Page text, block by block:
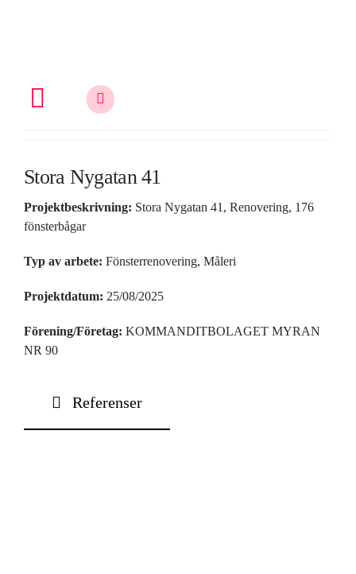
Toggle
Vem är du?
Om oss
Kontakt
Stora Nygatan 41
Projektbeskrivning: Stora Nygatan 41, Renovering, 176
fönsterbågar
Typ av arbete: Fönsterrenovering, Måleri
Projektdatum: 25/08/2025
Förening/Företag: KOMMANDITBOLAGET MYRAN
NR 90
Referenser